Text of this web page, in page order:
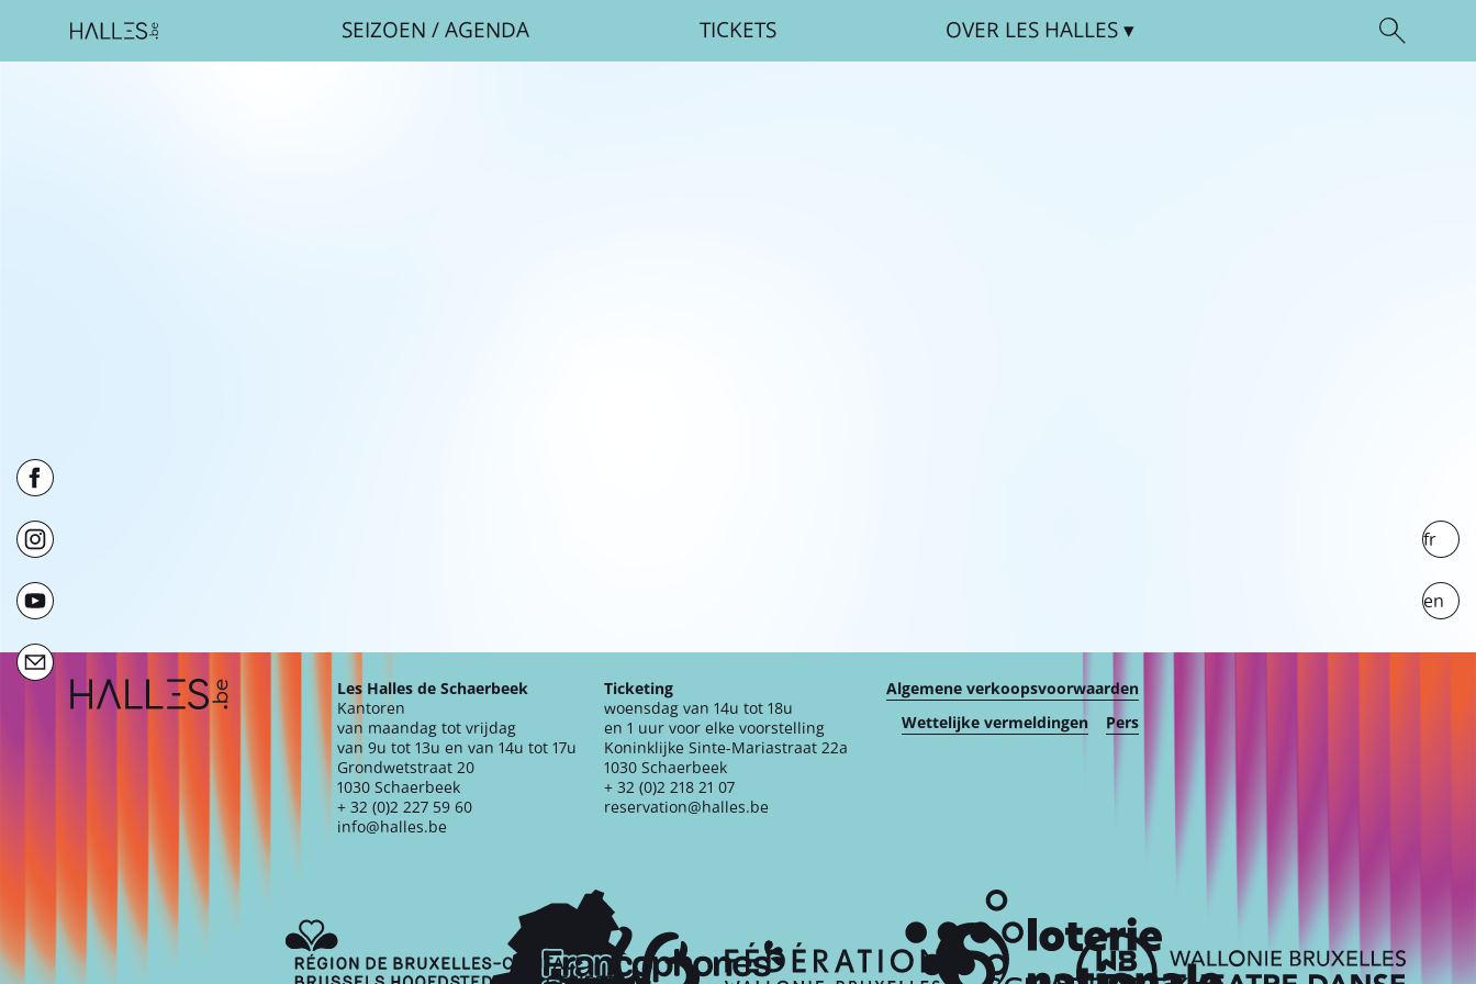
SEIZOEN /AGENDA TICKETS OVER LES HALLES
Extra navigation
fr
en
Les Halles de Schaerbeek
Kantoren
van maandag tot vrijdag
van 9u tot 13u en van 14u tot 17u
Grondwetstraat 20
1030 Schaerbeek
+ 32 (0)2 227 59 60
info@halles.be
Ticketing
woensdag van 14u tot 18u
en 1 uur voor elke voorstelling
Koninklijke Sinte-Mariastraat 22a
1030 Schaerbeek
+ 32 (0)2 218 21 07
reservation@halles.be
Algemene verkoopsvoorwaarden
Wettelijke vermeldingen
Pers